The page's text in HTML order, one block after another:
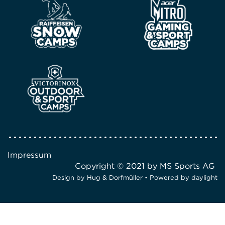
Impressum
Copyright © 2021 by MS Sports AG
Design by Hug & Dorfmüller • Powered by daylight